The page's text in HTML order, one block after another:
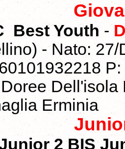
Best Youth -
- Nato:
Erminia
2 BIS